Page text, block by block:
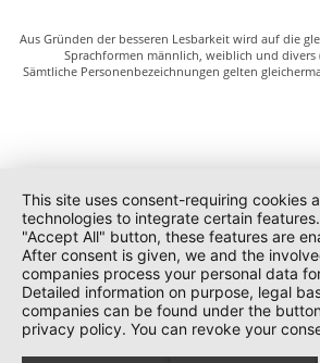
Aus Gründen der besseren Lesbarkeit wird auf die
Sprachformen männlich, weiblich und divers
Sämtliche Personenbezeichnungen gelten
This site uses consent-requiring cookies
technologies to integrate certain
"Accept All" button, these features are
After consent is given, we and the
companies process your personal data
Detailed information on purpose, legal
companies can be found under the
privacy policy. You can revoke your